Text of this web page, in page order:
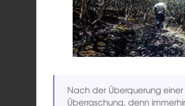
Nach der Überquerung
Überraschung, denn